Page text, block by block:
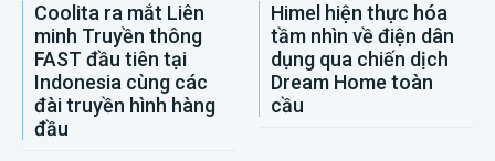
Coolita ra mắt Liên
minh Truyền thông
FAST đầu tiên tại
Indonesia cùng các
đài truyền hình hàng
đầu
Himel hiện thực hóa
tầm nhìn về điện dân
dụng qua chiến dịch
Dream Home toàn
cầu